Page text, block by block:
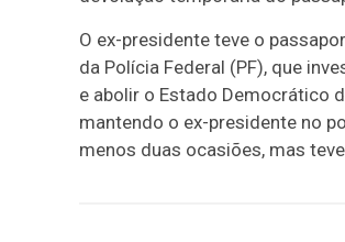
O ex-presidente teve o
da Polícia Federal (PF), que
e abolir o Estado Democrático
mantendo o ex-presidente no
menos duas ocasiões, mas